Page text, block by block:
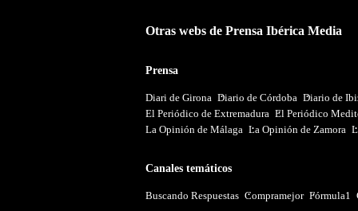
Otras webs de Prensa Ibérica Media
Prensa
Diari de Girona Diario de Córdoba Diario de
El Periódico de Extremadura El Periódico
La Opinión de Málaga La Opinión de Zamora
Canales temáticos
Buscando Respuestas Compramejor Fórmula1